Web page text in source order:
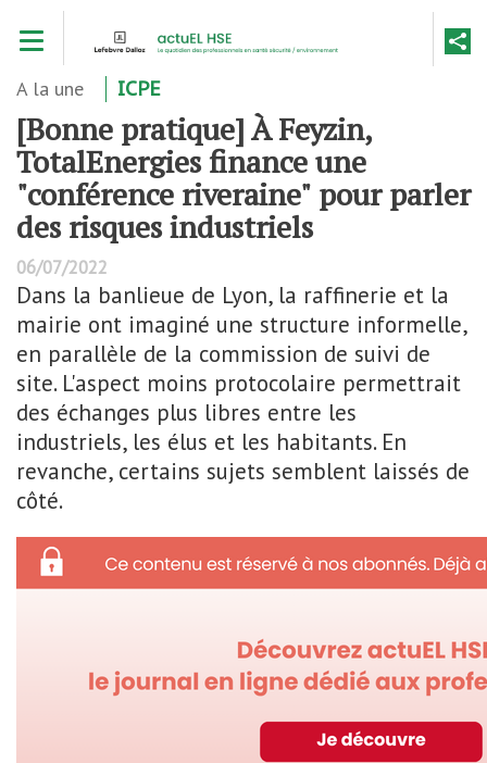
contenu
A la une ICPE
[Bonne pratique] À Feyzin,
TotalEnergies finance une
"conférence riveraine" pour parler
des risques industriels
06/07/2022
Dans la banlieue de Lyon, la raffinerie et la
mairie ont imaginé une structure informelle,
en parallèle de la commission de suivi de
site. L'aspect moins protocolaire permettrait
des échanges plus libres entre les
industriels, les élus et les habitants. En
revanche, certains sujets semblent laissés de
côté.